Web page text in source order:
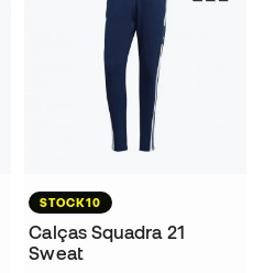
STOCK10
Calças Squadra 21
Sweat